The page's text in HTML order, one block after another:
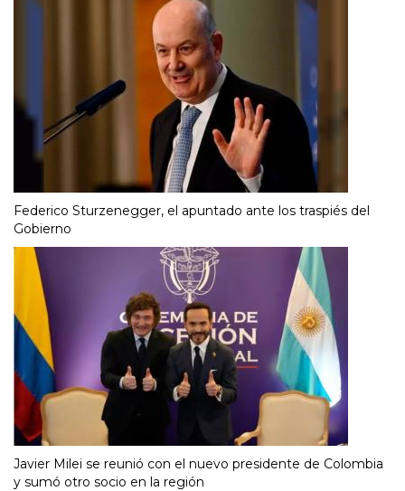
Federico Sturzenegger, el apuntado ante los traspiés del
Gobierno
Javier Milei se reunió con el nuevo presidente de Colombia
y sumó otro socio en la región